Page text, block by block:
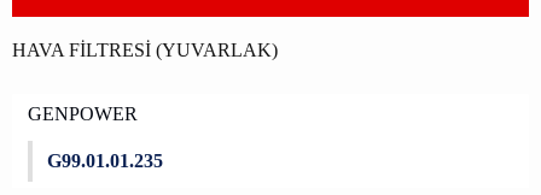
HAVA FİLTRESİ (YUVARLAK)
GENPOWER
G99.01.01.235